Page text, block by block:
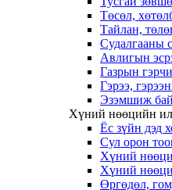
Төсөл,
Тайлан,
Судалгааны
Авлигын
Газрын
Гэрээ,
Эзэмшиж
Хүний нөөцийн ил
Ёс зүйн дэд
Сул орон
Хүний
Хүний
Өргөдөл,